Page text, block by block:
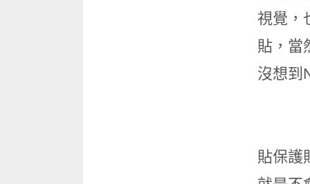
視覺，
貼，當
沒想到
貼保護